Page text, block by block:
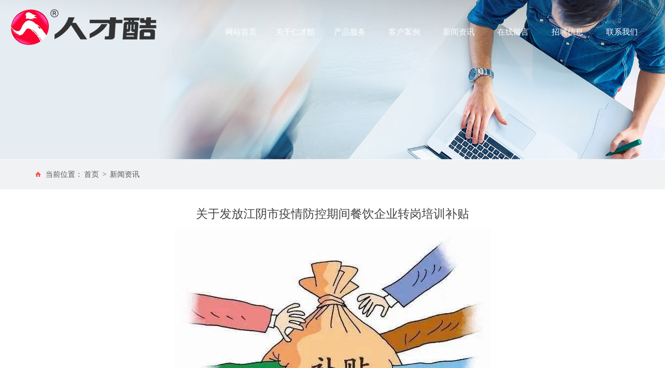
网站首页 关于仁才酷 产品服务 客户案例 新闻资讯 在线留言 招聘信息 联系我们
当前位置： 首页 > 新闻资讯
关于发放江阴市疫情防控期间餐饮企业转岗培训补贴